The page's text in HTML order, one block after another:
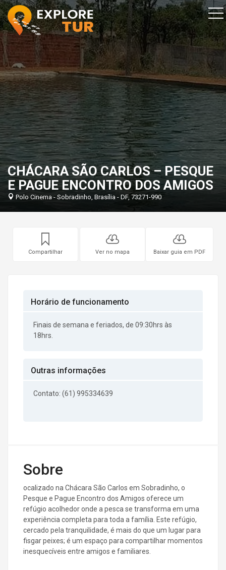
CHÁCARA SÃO CARLOS – PESQUE
E PAGUE ENCONTRO DOS AMIGOS
Polo Cinema - Sobradinho, Brasília - DF, 73271-990
Compartilhar Ver no mapa Baixar guia em PDF
Horário de funcionamento
Finais de semana e feriados, de 09:30hrs às
18hrs.
Outras informações
Contato: (61) 995334639
Sobre
ocalizado na Chácara São Carlos em Sobradinho, o
Pesque e Pague Encontro dos Amigos oferece um
refúgio acolhedor onde a pesca se transforma em uma
experiência completa para toda a família. Este refúgio,
cercado pela tranquilidade, é mais do que um lugar para
fisgar peixes; é um espaço para compartilhar momentos
inesquecíveis entre amigos e familiares.